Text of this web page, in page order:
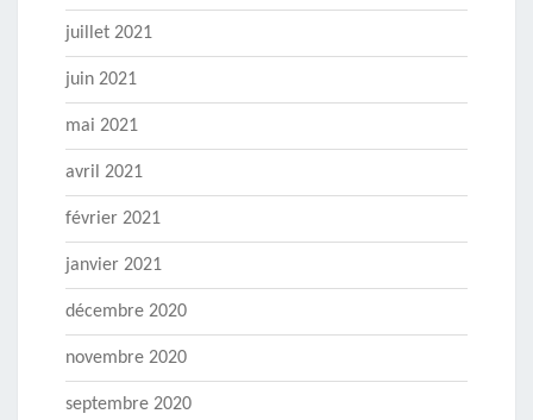
juillet 2021
juin 2021
mai 2021
avril 2021
février 2021
janvier 2021
décembre 2020
novembre 2020
septembre 2020